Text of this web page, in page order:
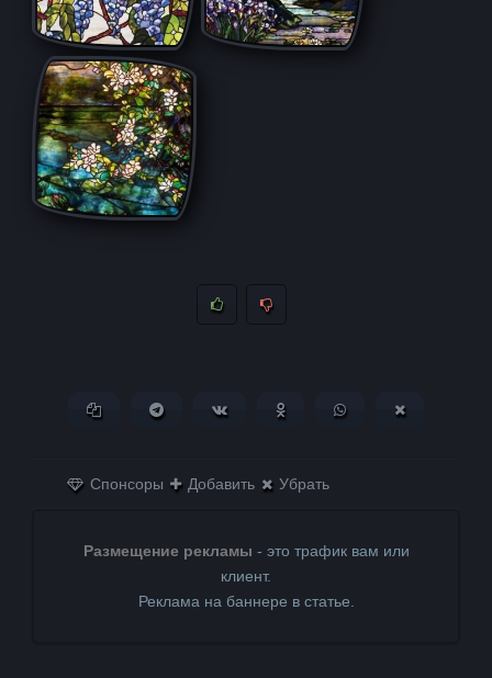
Копировать ссылкуПоделиться в Telegram
Поделиться ВКонтактеПоделиться в
Поделиться в
Спонсоры Добавить Убрать
Размещение рекламы - это трафик вам или
клиент.
Реклама на баннере в статье.